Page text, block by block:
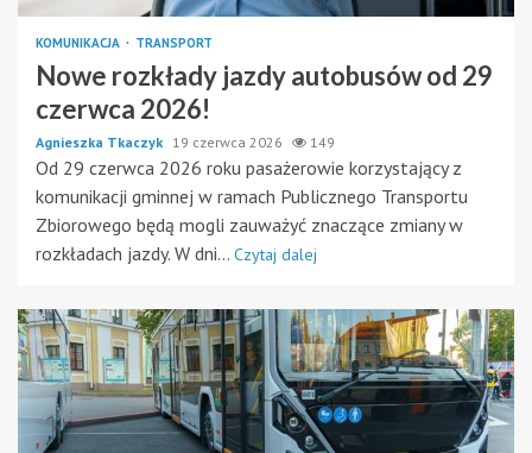
KOMUNIKACJA TRANSPORT
Nowe rozkłady jazdy autobusów od 29
czerwca 2026!
Agnieszka Tkaczyk 19 czerwca 2026 149
Od 29 czerwca 2026 roku pasażerowie korzystający z
komunikacji gminnej w ramach Publicznego Transportu
Zbiorowego będą mogli zauważyć znaczące zmiany w
rozkładach jazdy. W dni... Czytaj dalej